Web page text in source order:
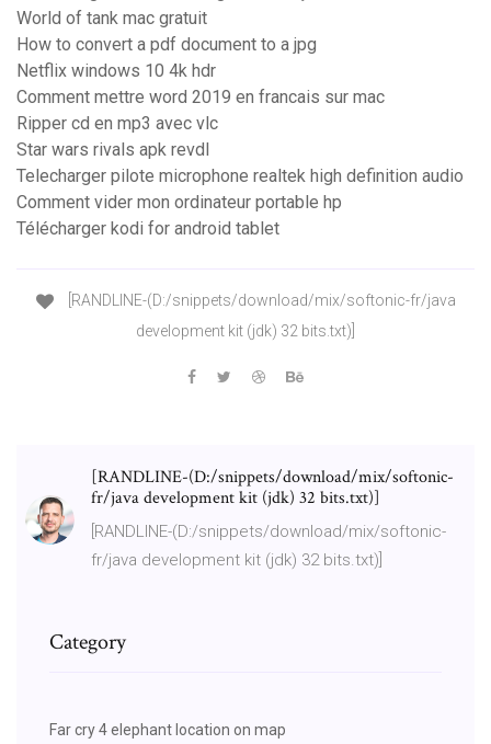
World of tank mac gratuit
How to convert a pdf document to a jpg
Netflix windows 10 4k hdr
Comment mettre word 2019 en francais sur mac
Ripper cd en mp3 avec vlc
Star wars rivals apk revdl
Telecharger pilote microphone realtek high definition audio
Comment vider mon ordinateur portable hp
Télécharger kodi for android tablet
[RANDLINE-(D:/snippets/download/mix/softonic-fr/java
development kit (jdk) 32 bits.txt)]
[RANDLINE-(D:/snippets/download/mix/softonic-
fr/java development kit (jdk) 32 bits.txt)]
[RANDLINE-(D:/snippets/download/mix/softonic-
fr/java development kit (jdk) 32 bits.txt)]
Category
Far cry 4 elephant location on map